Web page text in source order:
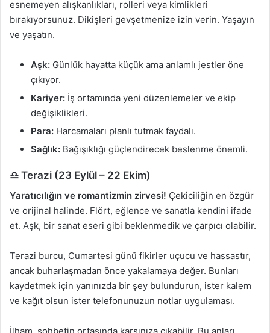
esnemeyen alışkanlıkları, rolleri veya kimlikleri
bırakıyorsunuz. Dikişleri gevşetmenize izin verin. Yaşayın
ve yaşatın.
Aşk: Günlük hayatta küçük ama anlamlı jestler öne
çıkıyor.
Kariyer: İş ortamında yeni düzenlemeler ve ekip
değişiklikleri.
Para: Harcamaları planlı tutmak faydalı.
Sağlık: Bağışıklığı güçlendirecek beslenme önemli.
♎ Terazi (23 Eylül – 22 Ekim)
Yaratıcılığın ve romantizmin zirvesi! Çekiciliğin en özgür
ve orijinal halinde. Flört, eğlence ve sanatla kendini ifade
et. Aşk, bir sanat eseri gibi beklenmedik ve çarpıcı olabilir.
Terazi burcu, Cumartesi günü fikirler uçucu ve hassastır,
ancak buharlaşmadan önce yakalamaya değer. Bunları
kaydetmek için yanınızda bir şey bulundurun, ister kalem
ve kağıt olsun ister telefonunuzun notlar uygulaması.
İlham, sohbetin ortasında karşınıza çıkabilir. Bu anları